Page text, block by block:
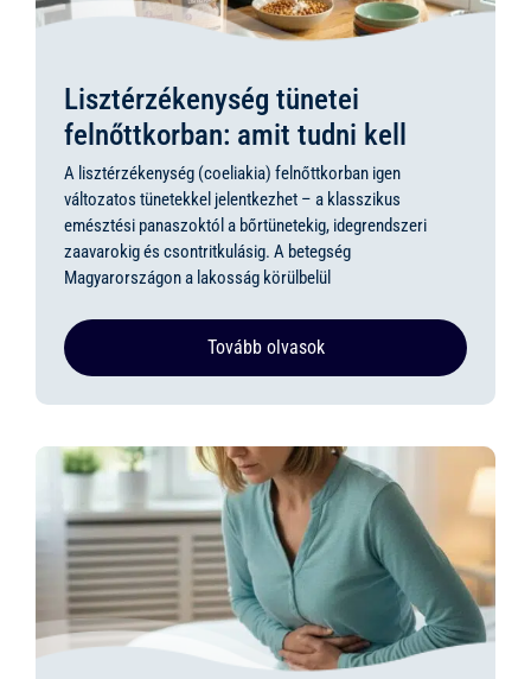
Lisztérzékenység tünetei
felnőttkorban: amit tudni kell
A lisztérzékenység (coeliakia) felnőttkorban igen
változatos tünetekkel jelentkezhet – a klasszikus
emésztési panaszoktól a bőrtünetekig, idegrendszeri
zaavarokig és csontritkulásig. A betegség
Magyarországon a lakosság körülbelül
Tovább olvasok